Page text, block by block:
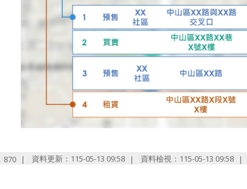
870 資料更新：115-05-13 09:58 資料檢視：115-05-13 09:58